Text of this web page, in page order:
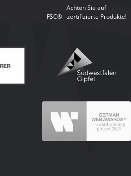
Achten Sie auf
FSC® - zertifizierte Produkte!